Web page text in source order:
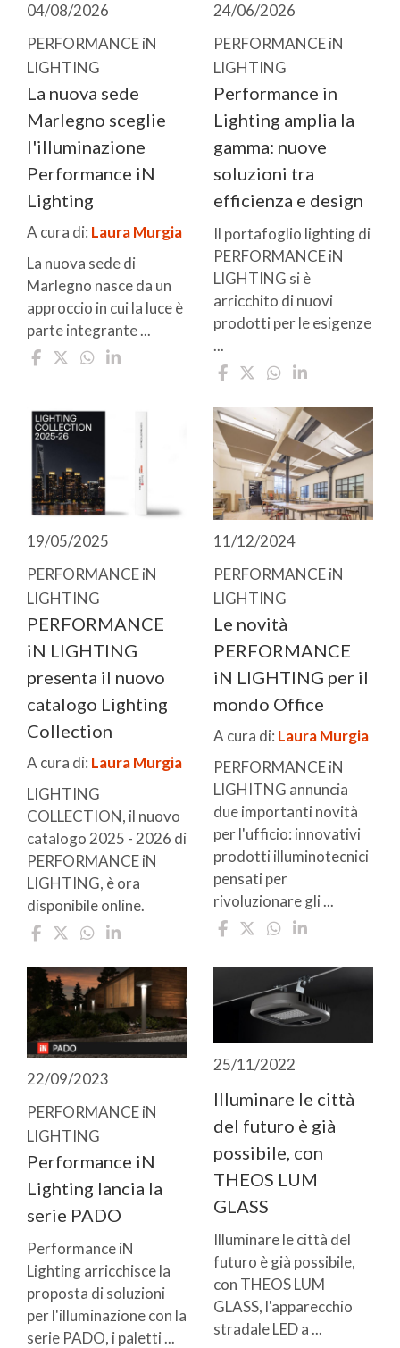
04/08/2026
PERFORMANCE iN
LIGHTING
La nuova sede
Marlegno sceglie
l'illuminazione
Performance iN
Lighting
A cura di: Laura Murgia
La nuova sede di
Marlegno nasce da un
approccio in cui la luce è
parte integrante ...
24/06/2026
PERFORMANCE iN
LIGHTING
Performance in
Lighting amplia la
gamma: nuove
soluzioni tra
efficienza e design
Il portafoglio lighting di
PERFORMANCE iN
LIGHTING si è
arricchito di nuovi
prodotti per le esigenze
...
19/05/2025
PERFORMANCE iN
LIGHTING
PERFORMANCE
iN LIGHTING
presenta il nuovo
catalogo Lighting
Collection
A cura di: Laura Murgia
LIGHTING
COLLECTION, il nuovo
catalogo 2025 - 2026 di
PERFORMANCE iN
LIGHTING, è ora
disponibile online.
11/12/2024
PERFORMANCE iN
LIGHTING
Le novità
PERFORMANCE
iN LIGHTING per il
mondo Office
A cura di: Laura Murgia
PERFORMANCE iN
LIGHITNG annuncia
due importanti novità
per l'ufficio: innovativi
prodotti illuminotecnici
pensati per
rivoluzionare gli ...
22/09/2023
PERFORMANCE iN
LIGHTING
Performance iN
Lighting lancia la
serie PADO
Performance iN
Lighting arricchisce la
proposta di soluzioni
per l'illuminazione con la
serie PADO, i paletti ...
25/11/2022
Illuminare le città
del futuro è già
possibile, con
THEOS LUM
GLASS
Illuminare le città del
futuro è già possibile,
con THEOS LUM
GLASS, l'apparecchio
stradale LED a ...